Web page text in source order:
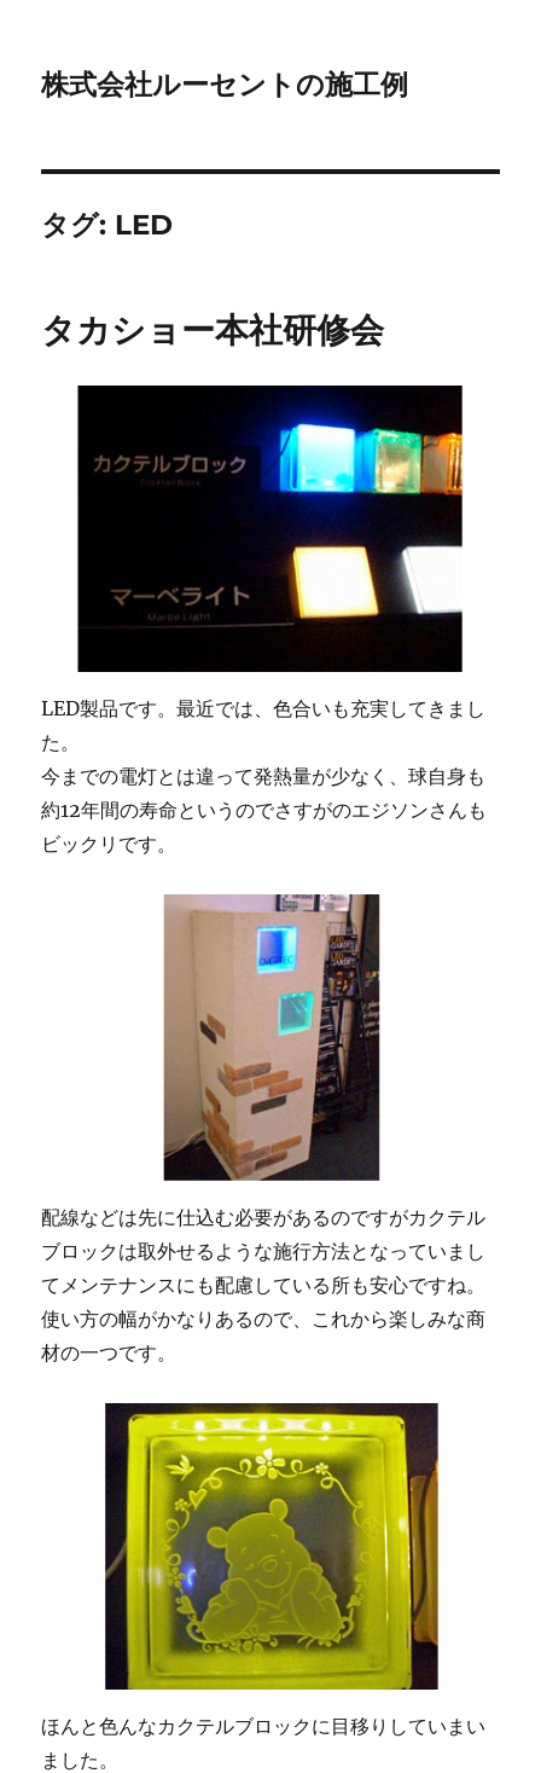
株式会社ルーセントの施工例
タグ: LED
タカショー本社研修会
LED製品です。最近では、色合いも充実してきまし
た。
今までの電灯とは違って発熱量が少なく、球自身も
約12年間の寿命というのでさすがのエジソンさんも
ビックリです。
配線などは先に仕込む必要があるのですがカクテル
ブロックは取外せるような施行方法となっていまし
てメンテナンスにも配慮している所も安心ですね。
使い方の幅がかなりあるので、これから楽しみな商
材の一つです。
ほんと色んなカクテルブロックに目移りしていまい
ました。